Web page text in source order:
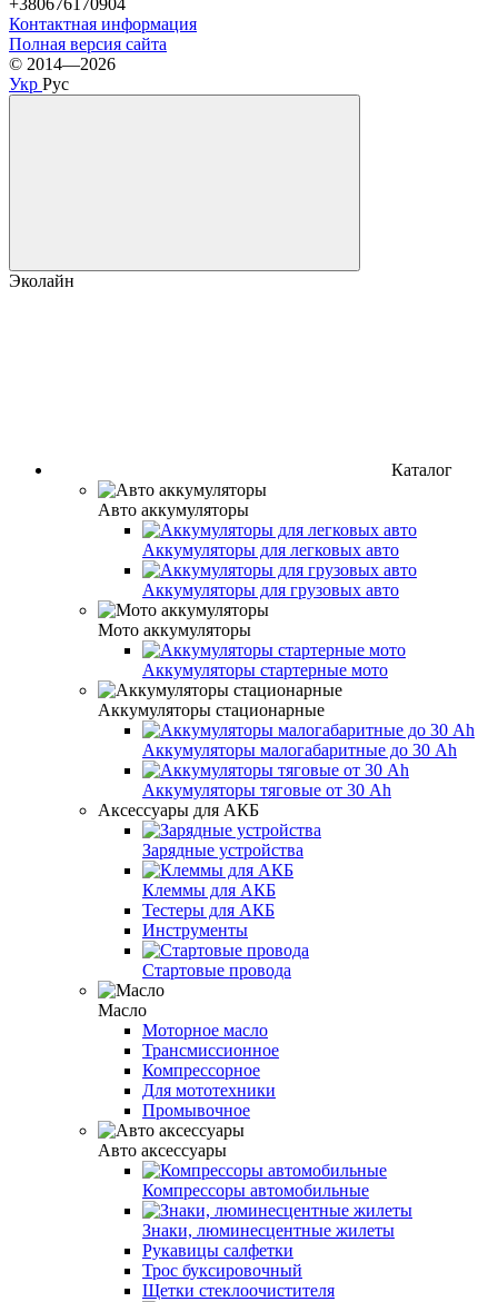
+380676170904
Контактная информация
Полная версия сайта
© 2014—2026
Укр Рус
Эколайн
Каталог
Авто аккумуляторы
Аккумуляторы для легковых авто
Аккумуляторы для грузовых авто
Мото аккумуляторы
Аккумуляторы стартерные мото
Аккумуляторы стационарные
Аккумуляторы малогабаритные до 30 Ah
Аккумуляторы тяговые от 30 Ah
Аксессуары для АКБ
Зарядные устройства
Клеммы для АКБ
Тестеры для АКБ
Инструменты
Стартовые провода
Масло
Моторное масло
Трансмиссионное
Компрессорное
Для мототехники
Промывочное
Авто аксессуары
Компрессоры автомобильные
Знаки, люминесцентные жилеты
Рукавицы салфетки
Трос буксировочный
Щетки стеклоочистителя